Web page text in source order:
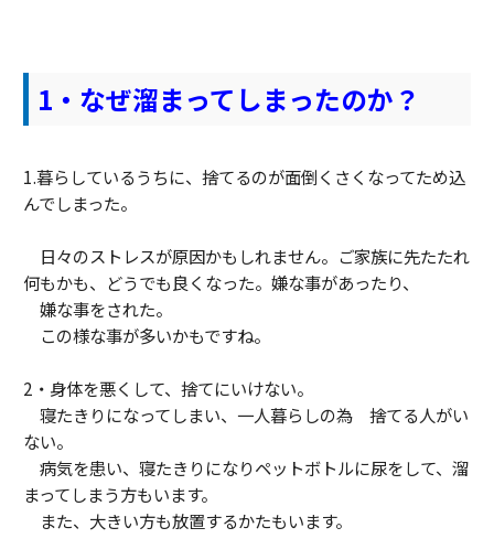
1・なぜ溜まってしまったのか？
1.暮らしているうちに、捨てるのが面倒くさくなってため込
んでしまった。
日々のストレスが原因かもしれません。ご家族に先たたれ
何もかも、どうでも良くなった。嫌な事があったり、
嫌な事をされた。
この様な事が多いかもですね。
2・身体を悪くして、捨てにいけない。
寝たきりになってしまい、一人暮らしの為 捨てる人がい
ない。
病気を患い、寝たきりになりペットボトルに尿をして、溜
まってしまう方もいます。
また、大きい方も放置するかたもいます。